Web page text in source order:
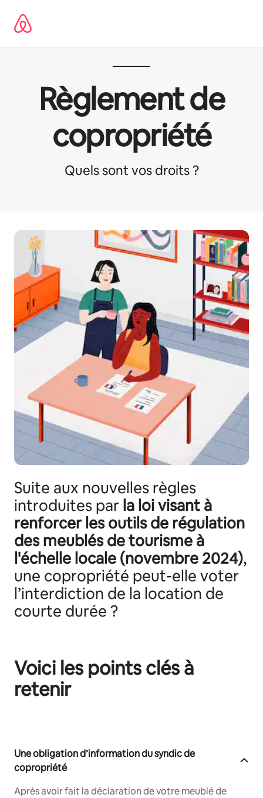
direct
naar
Règlement de
copropriété
Quels sont vos droits ?
Suite aux nouvelles règles
introduites par la loi visant à
renforcer les outils de régulation
des meublés de tourisme à
l'échelle locale (novembre 2024),
une copropriété peut-elle voter
l’interdiction de la location de
courte durée ?
Voici les points clés à
retenir
Une obligation d’information du syndic de
copropriété
Après avoir fait la déclaration de votre meublé de